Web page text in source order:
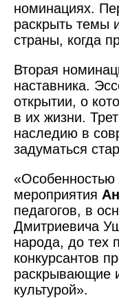
номинациях.
раскрыть темы
страны, когда
Вторая
наставника.
открытии, о
в их жизни.
наследию в
задуматься
«Особенностью
мероприятия
педагогов, в
Дмитриевича
народа, до тех
конкурсантов
раскрывающие
культурой».